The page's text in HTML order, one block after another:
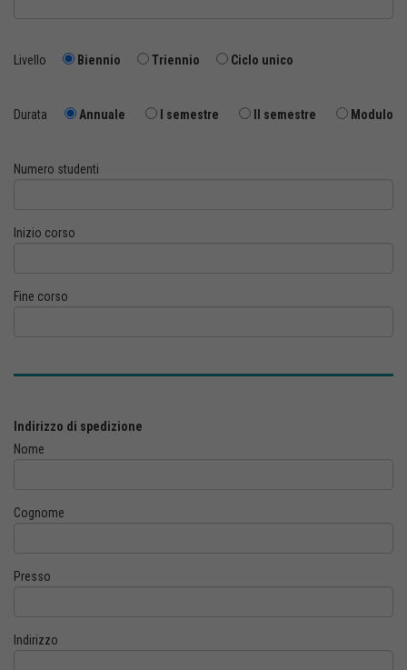
Livello Biennio Triennio Ciclo unico
Durata Annuale I semestre II semestre Modulo
Numero studenti
Inizio corso
Fine corso
Indirizzo di spedizione
Nome
Cognome
Presso
Indirizzo